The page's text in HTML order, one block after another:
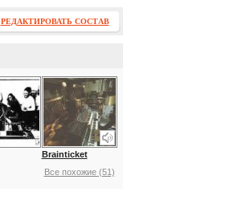
РЕДАКТИРОВАТЬ СОСТАВ
Brainticket
Все похожие (51)